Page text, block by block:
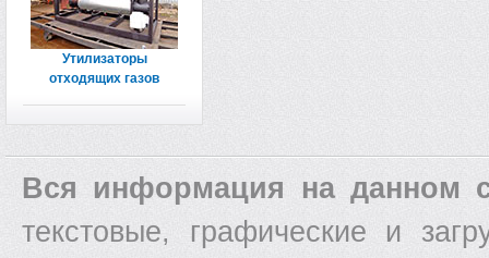
Утилизаторы
отходящих газов
Вся информация на данном
текстовые, графические и